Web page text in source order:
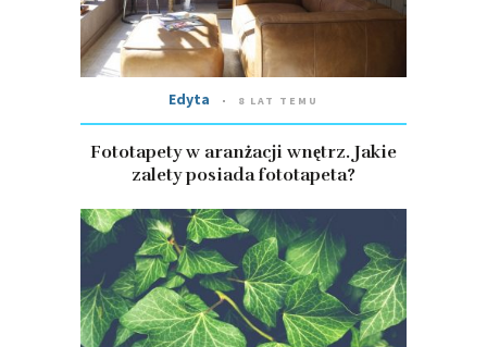
Edyta 8 LAT TEMU
Fototapety w aranżacji wnętrz. Jakie
zalety posiada fototapeta?